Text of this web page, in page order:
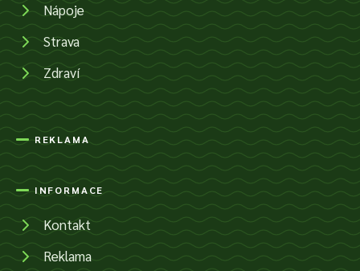
Nápoje
Strava
Zdraví
REKLAMA
INFORMACE
Kontakt
Reklama